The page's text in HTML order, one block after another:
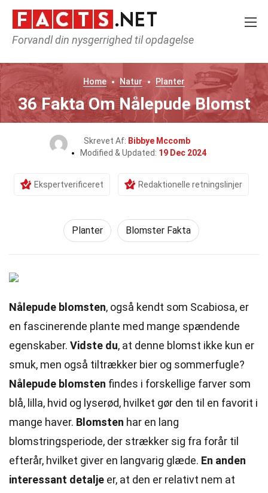
Forvandl din nysgerrighed til opdagelse
Home Natur Planter
36 Fakta Om Nålepude Blomst
Skrevet Af: Bibbye Mccomb
Modified & Updated: 19 Dec 2024
Ekspertverificeret Redaktionelle retningslinjer
Planter Blomster Fakta
Nålepude blomsten, også kendt som Scabiosa, er
en fascinerende plante med mange spændende
egenskaber. Vidste du, at denne blomst ikke kun er
smuk, men også tiltrækker bier og sommerfugle?
Nålepude blomsten findes i forskellige farver som
blå, lilla, hvid og lyserød, hvilket gør den til en favorit i
mange haver. Blomsten har en lang
blomstringsperiode, der strækker sig fra forår til
efterår, hvilket giver en langvarig glæde. En anden
interessant detalje er, at den er relativt nem at